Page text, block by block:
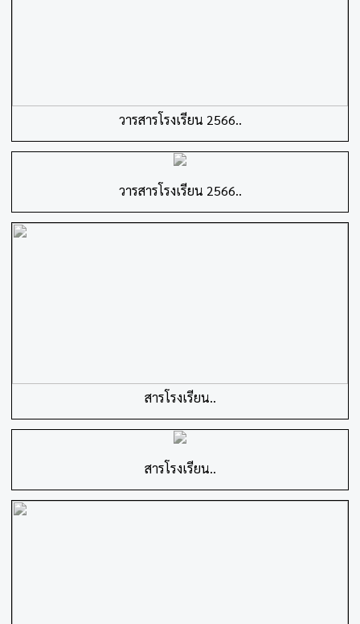
วารสารโรงเรียน 2566..
วารสารโรงเรียน 2566..
สารโรงเรียน..
สารโรงเรียน..